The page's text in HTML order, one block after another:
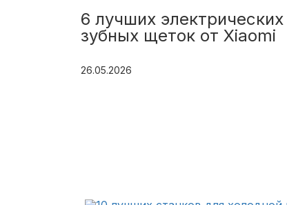
6 лучших электрических
зубных щеток от Xiaomi
26.05.2026